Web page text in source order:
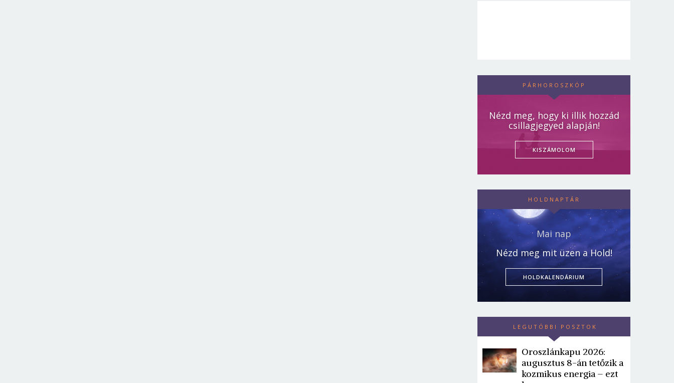
PÁRHOROSZKÓP
Nézd meg, hogy ki illik hozzád
csillagjegyed alapján!
KISZÁMOLOM
HOLDNAPTÁR
Mai nap
Nézd meg mit üzen a Hold!
HOLDKALENDÁRIUM
LEGUTÓBBI POSZTOK
Oroszlánkapu 2026:
augusztus 8-án tetőzik a
kozmikus energia – ezt